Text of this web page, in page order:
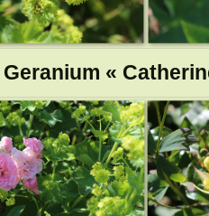
Geranium «